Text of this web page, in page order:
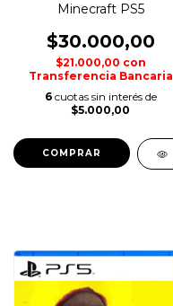
Minecraft PS5
$30.000,00
$21.000,00 con
Transferencia Bancaria
6 cuotas sin interés de
$5.000,00
COMPRAR